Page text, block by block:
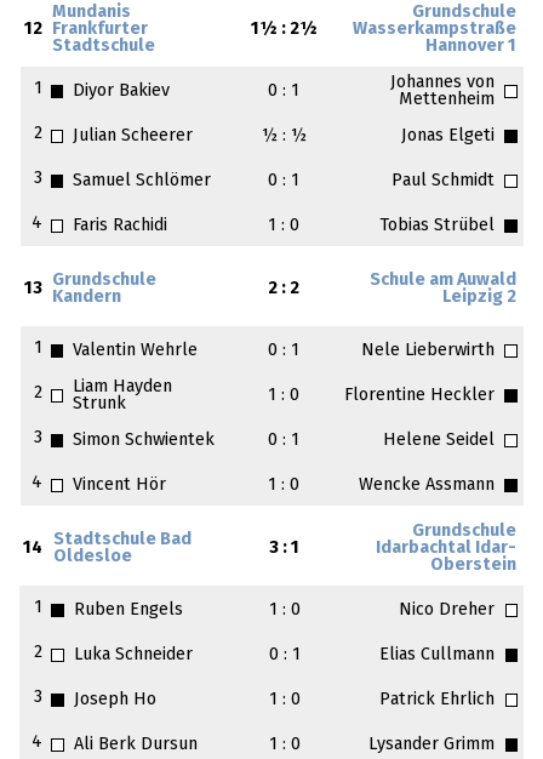
12
Mundanis
Frankfurter
Stadtschule
1½ : 2½
Grundschule
Wasserkampstraße
Hannover 1
1 Diyor Bakiev 0 : 1
Johannes von
Mettenheim
2
Julian Scheerer ½ : ½ Jonas Elgeti
3 Samuel Schlömer 0 : 1 Paul Schmidt
4 Faris Rachidi 1 : 0 Tobias Strübel
13
Grundschule
Kandern
2 : 2
Schule am Auwald
Leipzig 2
1 Valentin Wehrle 0 : 1 Nele Lieberwirth
2
Liam Hayden
Strunk
1 : 0 Florentine Heckler
3 Simon Schwientek 0 : 1 Helene Seidel
4 Vincent Hör 1 : 0 Wencke Assmann
14
Stadtschule Bad
Oldesloe
3 : 1
Grundschule
Idarbachtal Idar-
Oberstein
1 Ruben Engels 1 : 0 Nico Dreher
2 Luka Schneider 0 : 1 Elias Cullmann
3 Joseph Ho 1 : 0 Patrick Ehrlich
4 Ali Berk Dursun 1 : 0 Lysander Grimm